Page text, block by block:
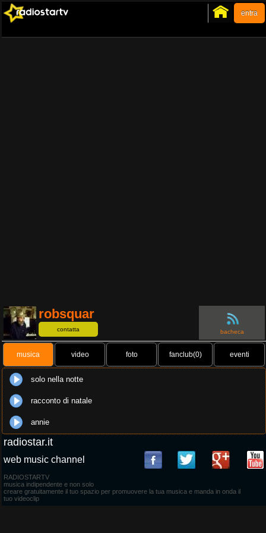
entra
robsquar
contatta bacheca
musica video foto fanclub(0) eventi
solo nella notte
racconto di natale
annie
radiostar.it
web music channel
RADIOSTARTV
musica indipendente e non solo
creare gratuitamente il tuo spazio per promuovere la tua musica e manda in onda il
tuo videoclip